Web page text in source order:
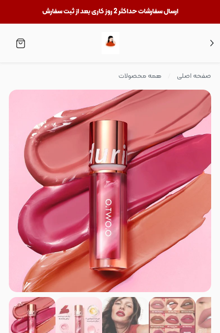
ارسال سفارشات حداکثر 2 روز کاری بعد از ثبت سفارش
صفحه اصلی همه محصولات